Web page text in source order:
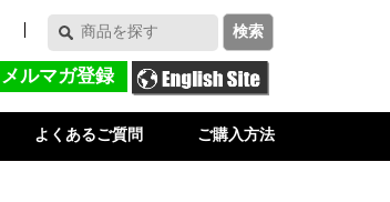
メルマガ登録
よくあるご質問 ご購入方法